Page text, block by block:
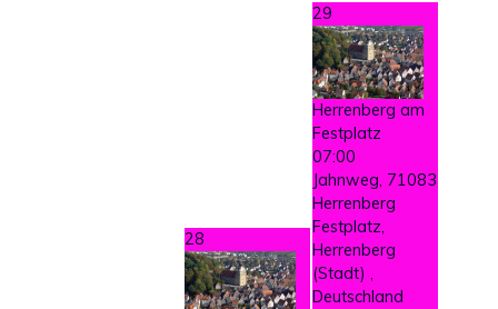
28
29
Herrenberg am
Festplatz
07:00
Jahnweg, 71083
Herrenberg
Festplatz,
Herrenberg
(Stadt) ,
Deutschland